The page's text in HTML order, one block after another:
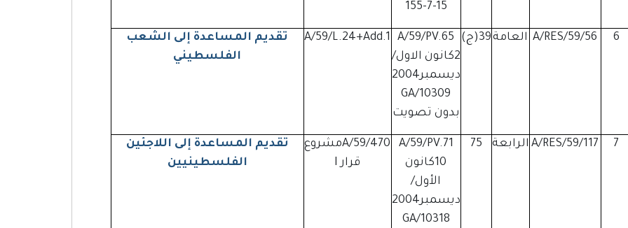
155-7-15
6
A/RES/59/56 العامة39(ج)
A/59/PV.65
2كانون الاول/
ديسمبر2004
GA/10309
بدون تصويت
A/59/L.24+Add.1
تقديم المساعدة إلى الشعب
الفلسطيني
7
A/RES/59/117 الرابعة 75
A/59/PV.71
10كانون
الأول/
ديسمبر2004
GA/10318
A/59/470مشروع
قرار I
تقديم المساعدة إلى اللاجئين
الفلسطينيين